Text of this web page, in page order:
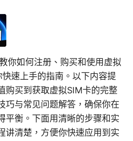
你如何注册、购买和使用虚拟
速上手的指南。以下内容提
购买到获取虚拟SIM卡的完整
巧与常见问题解答，确保你在
平衡。下面用清晰的步骤和实
讲清楚，方便你快速应用到实